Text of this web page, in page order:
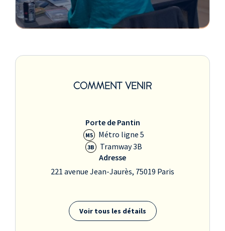
COMMENT VENIR
Porte de Pantin
M5 Métro ligne 5
3B
Tramway 3B
Adresse
221 avenue Jean-Jaurès, 75019 Paris
Voir tous les détails